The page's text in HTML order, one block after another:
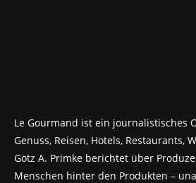
Le Gourmand ist ein journalistisches
Genuss, Reisen, Hotels, Restaurants,
Götz A. Primke berichtet über
Menschen hinter den Produkten –